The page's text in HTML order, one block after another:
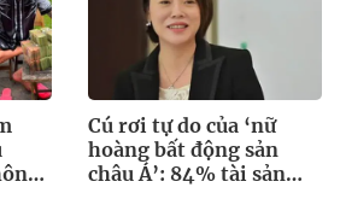
Cú rơi tự do của ‘nữ
hoàng bất động sản
châu Á’: 84% tài sản